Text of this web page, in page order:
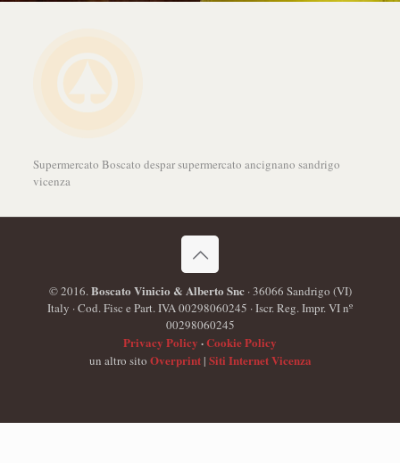
Supermercato Boscato despar supermercato ancignano sandrigo
vicenza
© 2016.Boscato Vinicio & Alberto Snc· 36066 Sandrigo (VI)
Italy · Cod. Fisc e Part. IVA 00298060245 · Iscr. Reg. Impr. VI nº
00298060245
Privacy Policy ·Cookie Policy
un altro sito Overprint| Siti Internet Vicenza